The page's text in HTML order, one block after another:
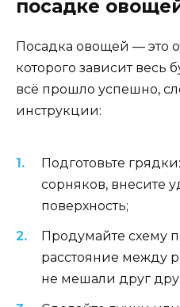
посадке
Посадка овощей — это
которого зависит
всё прошло успешно,
инструкции:
Подготовьте
сорняков, внесите
поверхность;
Продумайте схему
расстояние между
не мешали друг